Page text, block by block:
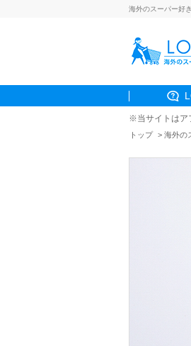
海外のスーパー好
※当サイトはア
トップ 海外の